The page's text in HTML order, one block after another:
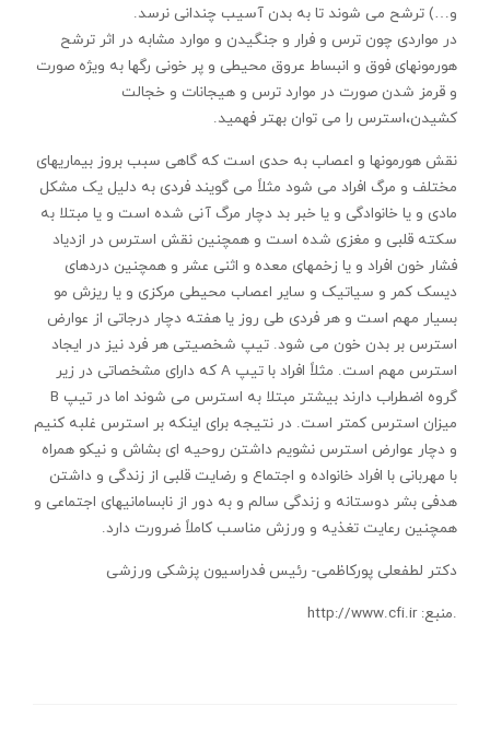
و…) ترشح می شوند تا به بدن آسیب چندانی نرسد.
در مواردی چون ترس و فرار و جنگیدن و موارد مشابه در اثر ترشح
هورمونهای فوق و انبساط عروق محیطی و پر خونی رگها به ویژه صورت
و قرمز شدن صورت در موارد ترس و هیجانات و خجالت
کشیدن،استرس را می توان بهتر فهمید.
نقش هورمونها و اعصاب به حدی است که گاهی سبب بروز بیماریهای
مختلف و مرگ افراد می شود مثلاً می گویند فردی به دلیل یک مشکل
مادی و یا خانوادگی و یا خبر بد دچار مرگ آنی شده است و یا مبتلا به
سکته قلبی و مغزی شده است و همچنین نقش استرس در ازدیاد
فشار خون افراد و یا زخمهای معده و اثنی عشر و همچنین دردهای
دیسک کمر و سیاتیک و سایر اعصاب محیطی مرکزی و یا ریزش مو
بسیار مهم است و هر فردی طی روز یا هفته دچار درجاتی از عوارض
استرس بر بدن خون می شود. تیپ شخصیتی هر فرد نیز در ایجاد
استرس مهم است. مثلاً افراد با تیپ A که دارای مشخصاتی در زیر
گروه اضطراب دارند بیشتر مبتلا به استرس می شوند اما در تیپ B
میزان استرس کمتر است. در نتیجه برای اینکه بر استرس غلبه کنیم
و دچار عوارض استرس نشویم داشتن روحیه ای بشاش و نیکو همراه
با مهربانی با افراد خانواده و اجتماع و رضایت قلبی از زندگی و داشتن
هدفی بشر دوستانه و زندگی سالم و به دور از نابسامانیهای اجتماعی و
همچنین رعایت تغذیه و ورزش مناسب کاملاً ضرورت دارد.
دکتر لطفعلی پورکاظمی- رئیس فدراسیون پزشکی ورزشی
.منبع: http://www.cfi.ir